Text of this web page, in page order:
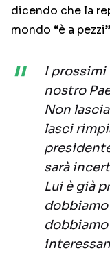
dicendo che la
mondo “è a
I prossimi
nostro
Non
lasci
sarà
Lui è già